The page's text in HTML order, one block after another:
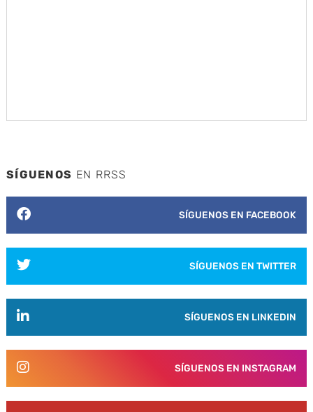
SÍGUENOS EN RRSS
SÍGUENOS EN FACEBOOK
SÍGUENOS EN TWITTER
SÍGUENOS EN LINKEDIN
SÍGUENOS EN INSTAGRAM